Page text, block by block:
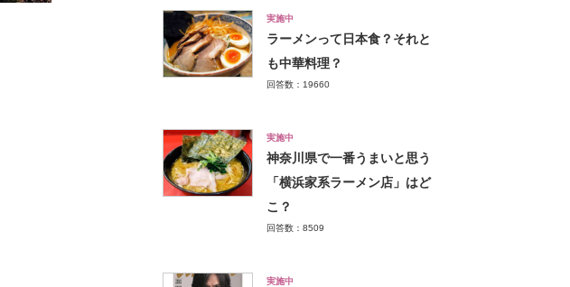
実施中
ラーメンって日本食？それと
も中華料理？
回答数：19660
実施中
神奈川県で一番うまいと思う
「横浜家系ラーメン店」はど
こ？
回答数：8509
実施中